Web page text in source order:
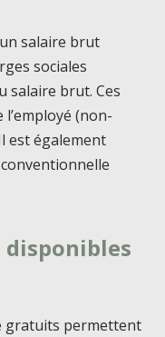
salaire brut
sociales
salaire brut. Ces
(non-
est également
gratuits permettent